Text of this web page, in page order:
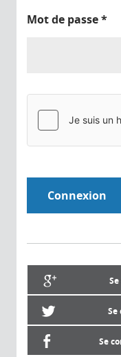
Mot de passe*
Se
Se